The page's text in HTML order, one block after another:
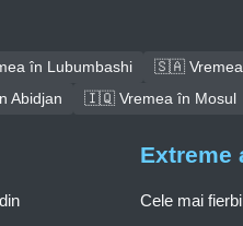
în Lubumbashi 🇸🇦 Vremea
Abidjan 🇮🇶 Vremea în Mosul
Extreme
Cele mai